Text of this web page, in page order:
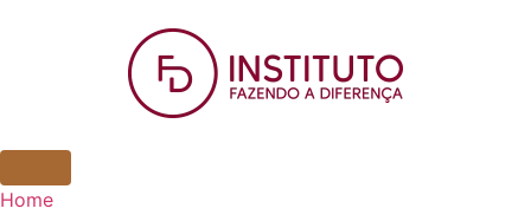
Home